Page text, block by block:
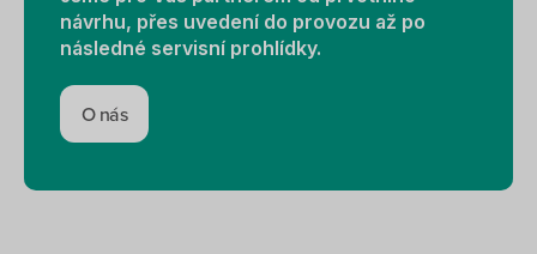
návrhu, přes uvedení do provozu až po
následné servisní prohlídky.
O nás